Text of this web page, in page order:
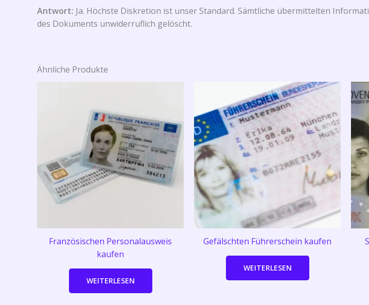
Antwort: Ja. Höchste Diskretion ist unser Standard. Sämtliche übermittelten
des Dokuments unwiderruflich gelöscht.
Ähnliche Produkte
Französischen Personalausweis
kaufen
WEITERLESEN
Gefälschten Führerschein kaufen
WEITERLESEN